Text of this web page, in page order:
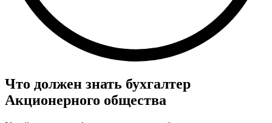
Что должен знать бухгалтер
Акционерного общества